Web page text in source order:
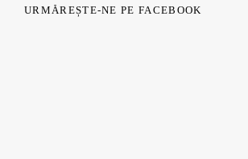
URMĂREȘTE-NE PE FACEBOOK